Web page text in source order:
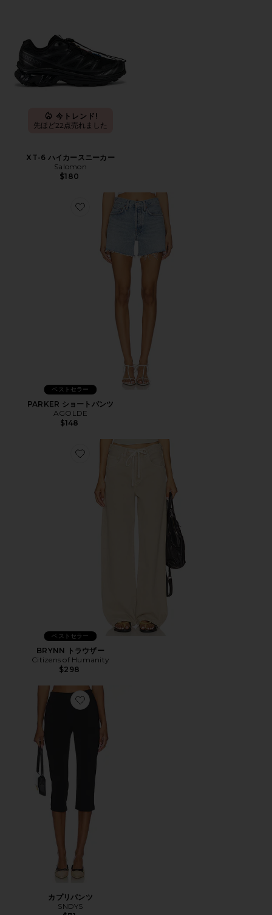
今トレンド!
先ほど22点売れました
XT-6 ハイカースニーカー
Salomon
$180
Favorite PARKER ショートパンツ
ベストセラー
PARKER ショートパンツ
AGOLDE
$148
Favorite BRYNN トラウザー
ベストセラー
BRYNN トラウザー
Citizens of Humanity
$298
Favorite カプリパンツ
カプリパンツ
SNDYS